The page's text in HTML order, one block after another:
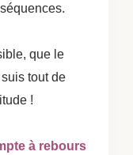
que le
tout de
!
à rebours